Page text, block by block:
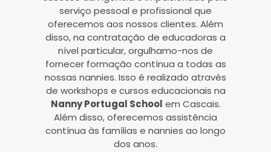
serviço pessoal e profissional que
oferecemos aos nossos clientes. Além
disso, na contratação de educadoras a
nível particular, orgulhamo-nos de
fornecer formação contínua a todas as
nossas nannies. Isso é realizado através
de workshops e cursos educacionais na
Nanny Portugal School em Cascais.
Além disso, oferecemos assistência
contínua às famílias e nannies ao longo
dos anos.